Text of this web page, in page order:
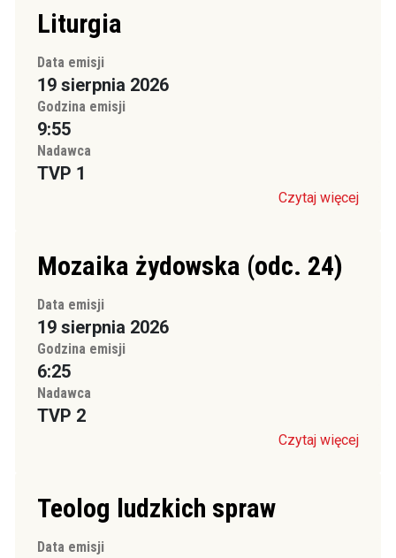
Liturgia
Data emisji
19 sierpnia 2026
Godzina emisji
9:55
Nadawca
TVP 1
Czytaj więcej
Mozaika żydowska (odc. 24)
Data emisji
19 sierpnia 2026
Godzina emisji
6:25
Nadawca
TVP 2
Czytaj więcej
Teolog ludzkich spraw
Data emisji